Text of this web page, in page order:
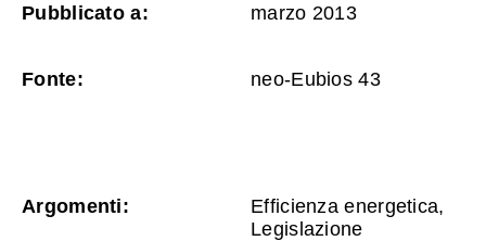
Pubblicato a: marzo 2013
Fonte: neo-Eubios 43
Argomenti:
Efficienza energetica,
Legislazione